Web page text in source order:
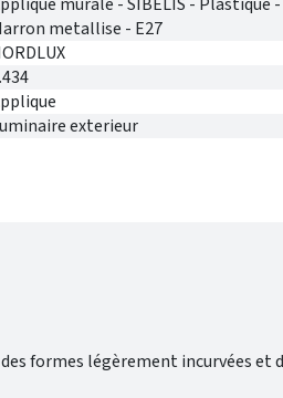
metallise - E27
exterieur
formes légèrement incurvées et